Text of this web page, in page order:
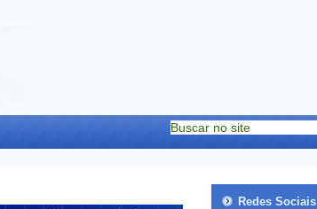
Redes Sociais